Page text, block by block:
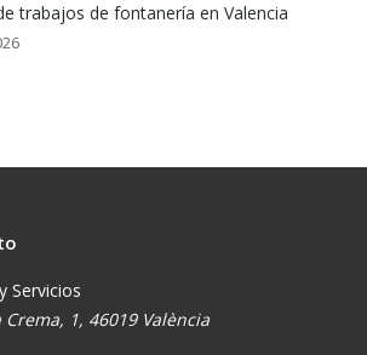
trabajos de fontanería en Valencia
Servicios
1, 46019 València